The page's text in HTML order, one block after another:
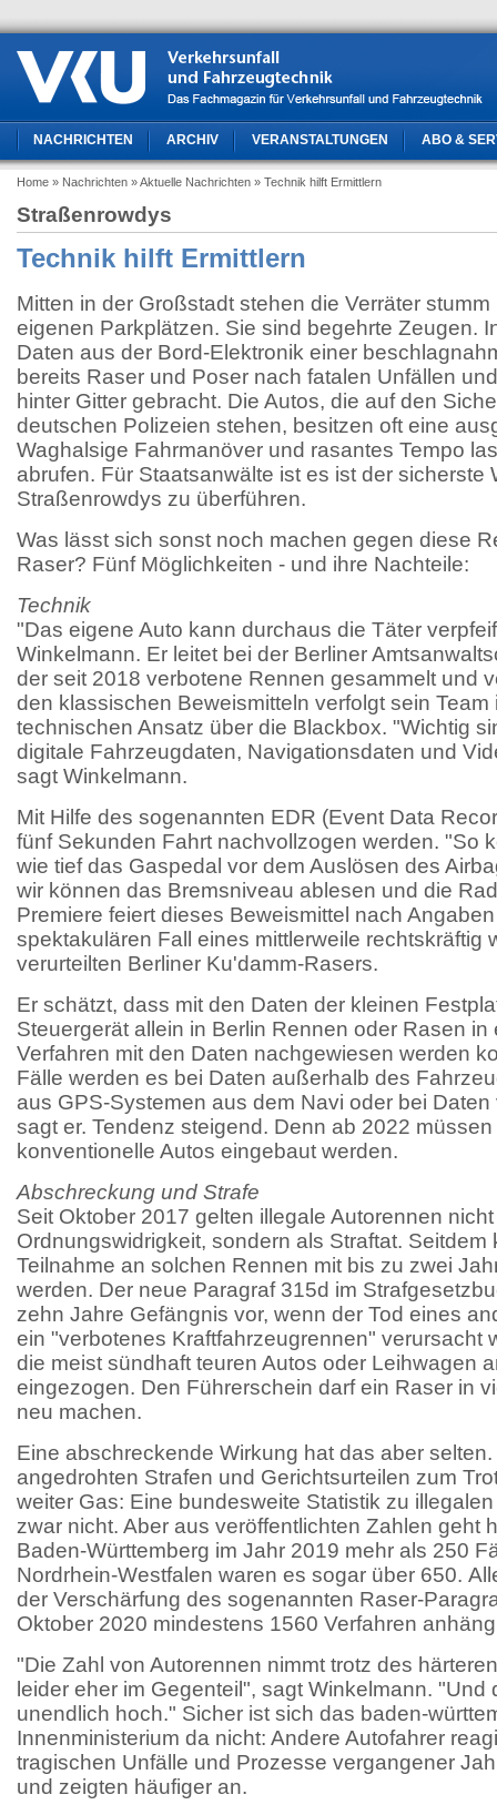
NACHRICHTEN ARCHIV VERANSTALTUNGEN ABO &
Home » Nachrichten » Aktuelle Nachrichten » Technik hilft Ermittlern
Straßenrowdys
Technik hilft Ermittlern
Mitten in der Großstadt stehen die Verräter
eigenen Parkplätzen. Sie sind begehrte Zeugen.
Daten aus der Bord-Elektronik einer
bereits Raser und Poser nach fatalen Unfällen
hinter Gitter gebracht. Die Autos, die auf den
deutschen Polizeien stehen, besitzen oft eine
Waghalsige Fahrmanöver und rasantes Tempo
abrufen. Für Staatsanwälte ist es ist der sicherste
Straßenrowdys zu überführen.
Was lässt sich sonst noch machen gegen diese
Raser? Fünf Möglichkeiten - und ihre Nachteile:
Technik
"Das eigene Auto kann durchaus die Täter
Winkelmann. Er leitet bei der Berliner
der seit 2018 verbotene Rennen gesammelt und
den klassischen Beweismitteln verfolgt sein Team
technischen Ansatz über die Blackbox. "Wichtig
digitale Fahrzeugdaten, Navigationsdaten und
sagt Winkelmann.
Mit Hilfe des sogenannten EDR (Event Data
fünf Sekunden Fahrt nachvollzogen werden. "So
wie tief das Gaspedal vor dem Auslösen des
wir können das Bremsniveau ablesen und die
Premiere feiert dieses Beweismittel nach
spektakulären Fall eines mittlerweile rechtskräftig
verurteilten Berliner Ku'damm-Rasers.
Er schätzt, dass mit den Daten der kleinen
Steuergerät allein in Berlin Rennen oder Rasen in
Verfahren mit den Daten nachgewiesen werden
Fälle werden es bei Daten außerhalb des
aus GPS-Systemen aus dem Navi oder bei
sagt er. Tendenz steigend. Denn ab 2022
konventionelle Autos eingebaut werden.
Abschreckung und Strafe
Seit Oktober 2017 gelten illegale Autorennen
Ordnungswidrigkeit, sondern als Straftat. Seitdem
Teilnahme an solchen Rennen mit bis zu zwei
werden. Der neue Paragraf 315d im
zehn Jahre Gefängnis vor, wenn der Tod eines
ein "verbotenes Kraftfahrzeugrennen" verursacht
die meist sündhaft teuren Autos oder Leihwagen
eingezogen. Den Führerschein darf ein Raser in
neu machen.
Eine abschreckende Wirkung hat das aber
angedrohten Strafen und Gerichtsurteilen zum
weiter Gas: Eine bundesweite Statistik zu
zwar nicht. Aber aus veröffentlichten Zahlen geht
Baden-Württemberg im Jahr 2019 mehr als 250
Nordrhein-Westfalen waren es sogar über 650.
der Verschärfung des sogenannten Raser-
Oktober 2020 mindestens 1560 Verfahren
"Die Zahl von Autorennen nimmt trotz des
leider eher im Gegenteil", sagt Winkelmann. "Und
unendlich hoch." Sicher ist sich das baden-
Innenministerium da nicht: Andere Autofahrer
tragischen Unfälle und Prozesse vergangener
und zeigten häufiger an.